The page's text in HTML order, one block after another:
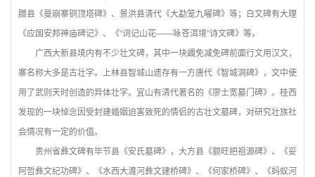
腊县《曼崩寨铜顶塔碑》、景洪县清代《大勐笼九曜碑》等；白文碑有大理
《应国安邦神庙碑记》、《“词记山花——咏苍洱境”诗文碑》等。
广西大新县境内有不少壮文碑，其中一块蠲免减免碑前面行文用汉文，
寨名称大多是古壮字。上林县智城山遗存有一方唐代《智城洞碑》，文中使
用了武则天时创造的异体壮字。宜山有清代著名的《廖士宽墓门碑》。桂西
发现的一块悼念因受封建婚姻迫害致死的情侣的古壮文墓碑，对研究壮族社
会情况有一定的价值。
贵州省彝文碑有毕节县《安氏墓碑》，大方县《额旺把祖源碑》、《妥
阿哲彝文纪功碑》、《水西大渡河彝文建桥碑》、《何家桥碑》、《蚂蚁河